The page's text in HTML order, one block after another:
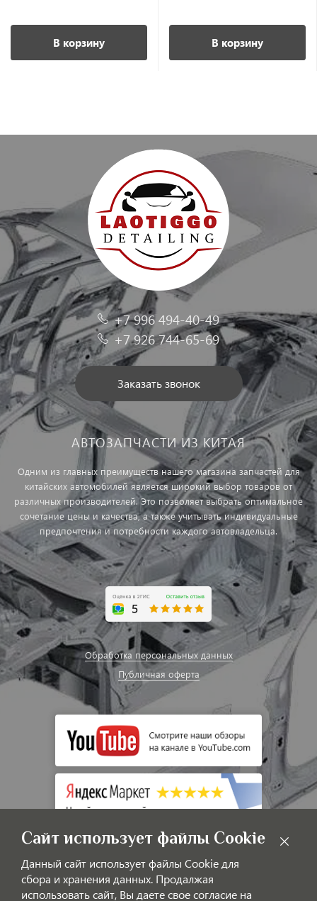
В корзину В корзину
+7 996 494-40-49
+7 926 744-65-69
Заказать звонок
АВТОЗАПЧАСТИ ИЗ КИТАЯ
Одним из главных преимуществ нашего магазина запчастей для
китайских автомобилей является широкий выбор товаров от
различных производителей. Это позволяет выбрать оптимальное
сочетание цены и качества, а также учитывать индивидуальные
предпочтения и потребности каждого автовладельца.
Обработка персональных данных
Публичная оферта
Сайт использует файлы Cookie
Данный сайт использует файлы Cookie для
сбора и хранения данных. Продалжая
использовать сайт, Вы даете свое согласие на